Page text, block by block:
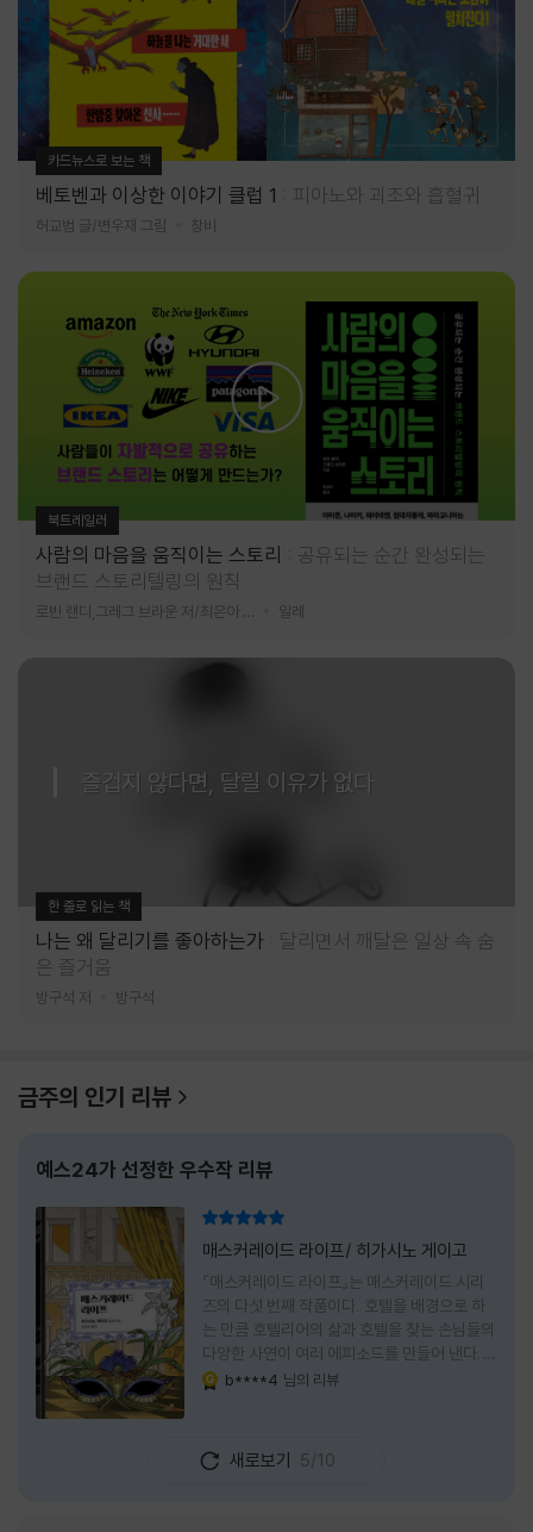
카드뉴스로 보는 책
베토벤과 이상한 이야기 클럽 1 피아노와 괴조와 흡혈귀
허교범 글/변우재 그림 창비
북트레일러
사람의 마음을 움직이는 스토리
공유되는 순간 완성되는
브랜드 스토리텔링의 원칙
알레
즐겁지 않다면, 달릴 이유가 없다
한 줄로 읽는 책
나는 왜 달리기를 좋아하는가
달리면서 깨달은 일상 속 숨
은 즐거움
방구석 저 방구석
금주의 인기 리뷰
예스24가 선정한 우수작 리뷰
매스커레이드 라이프/ 히가시노 게이고
『매스커레이드 라이프』는 매스커레이드 시리
즈의 다섯 번째 작품이다. 호텔을 배경으로 하
는 만큼 호텔리어의 삶과 호텔을 찾는 손님들의
다양한 사연이 여러 에피소드를 만들어 낸다.
주인공은 호텔리어로서의 완벽함을 꿈꾸는 야
는 과정에서 나오미가 다치게 되자, 고스케는
모든 책임을 지고 형사직에서 물러난다. 하지만
b****4 님의 리뷰
새로보기 5/10